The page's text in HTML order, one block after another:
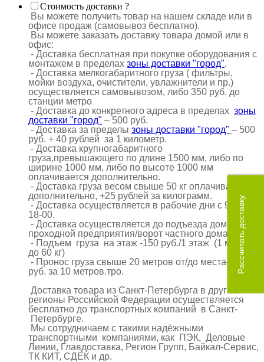
Стоимость доставки ?
Вы можете получить товар на нашем складе или в
офисе продаж (самовывоз бесплатно).
Вы можете заказать доставку товара домой или в
офис:
- Доставка бесплатная при покупке оборудования с
монтажем в пределах зоны доставки "город".
- Доставка мелкогабаритного груза ( фильтры,
мойки воздуха, очистители, увлажнители и пр.)
осуществляется самовывозом, либо 350 руб. до
станции метро
- Доставка до конкретного адреса в пределах зоны
доставки "город" – 500 руб.
- Доставка за пределы зоны доставки "город" – 500
руб. + 40 рублей за 1 километр.
- Доставка крупногабаритного
груза,превышающего по длине 1500 мм, либо по
ширине 1000 мм, либо по высоте 1000 мм
оплачивается дополнительно.
- Доставка груза весом свыше 50 кг оплачивается
дополнительно, +25 рублей за килограмм.
- Доставка осуществляется в рабочие дни с 9-00 до
18-00.
- Доставка осуществляется до подъезда дома/
проходной предприятия/ворот частного дома.
- Подъем груза на этаж -150 руб./1 этаж (1 место
до 60 кг)
- Пронос груза свыше 20 метров от/до места–100
руб. за 10 метров.тро.
Доставка товара из Санкт-Петербурга в другие
регионы Российской Федерации осуществляется
бесплатно до транспортных компаний в Санкт-
Петербурге.
Мы сотрудничаем с такими надёжными
транспортными компаниями, как ПЭК, Деловые
Линии, Главдоставка, Регион Групп, Байкал-Сервис,
ТК КИТ, СДЕК и др.
Рассчитать доставку